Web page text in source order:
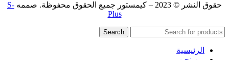
حقوق النشر © 2023 – كيمستور جميع الحقوق محفوظة. صممه
S-
Plus
Search
الرئيسية